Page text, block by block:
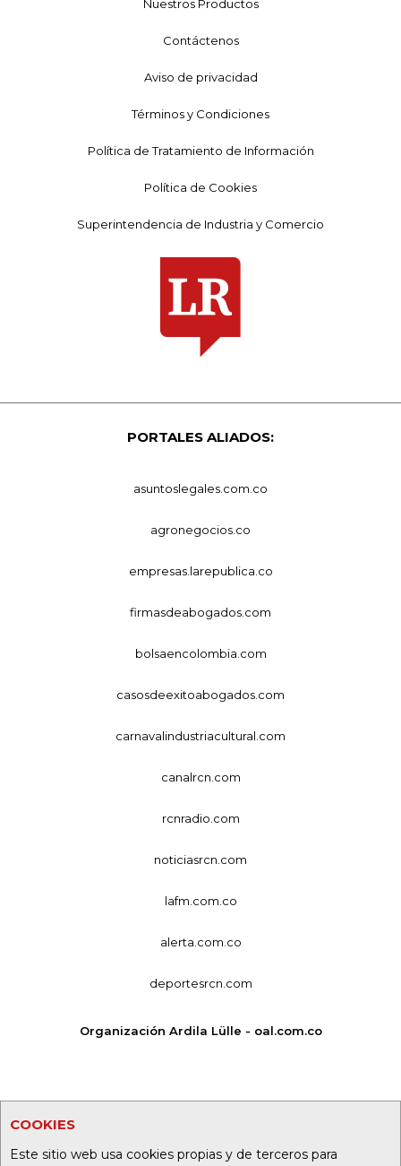
COOKIES
Este sitio web usa cookies propias y de terceros para
Nuestros Productos
Contáctenos
Aviso de privacidad
Términos y Condiciones
Política de Tratamiento de Información
Política de Cookies
Superintendencia de Industria y Comercio
PORTALES ALIADOS:
asuntoslegales.com.co
agronegocios.co
empresas.larepublica.co
firmasdeabogados.com
bolsaencolombia.com
casosdeexitoabogados.com
carnavalindustriacultural.com
canalrcn.com
rcnradio.com
noticiasrcn.com
lafm.com.co
alerta.com.co
deportesrcn.com
Organización Ardila Lülle - oal.com.co